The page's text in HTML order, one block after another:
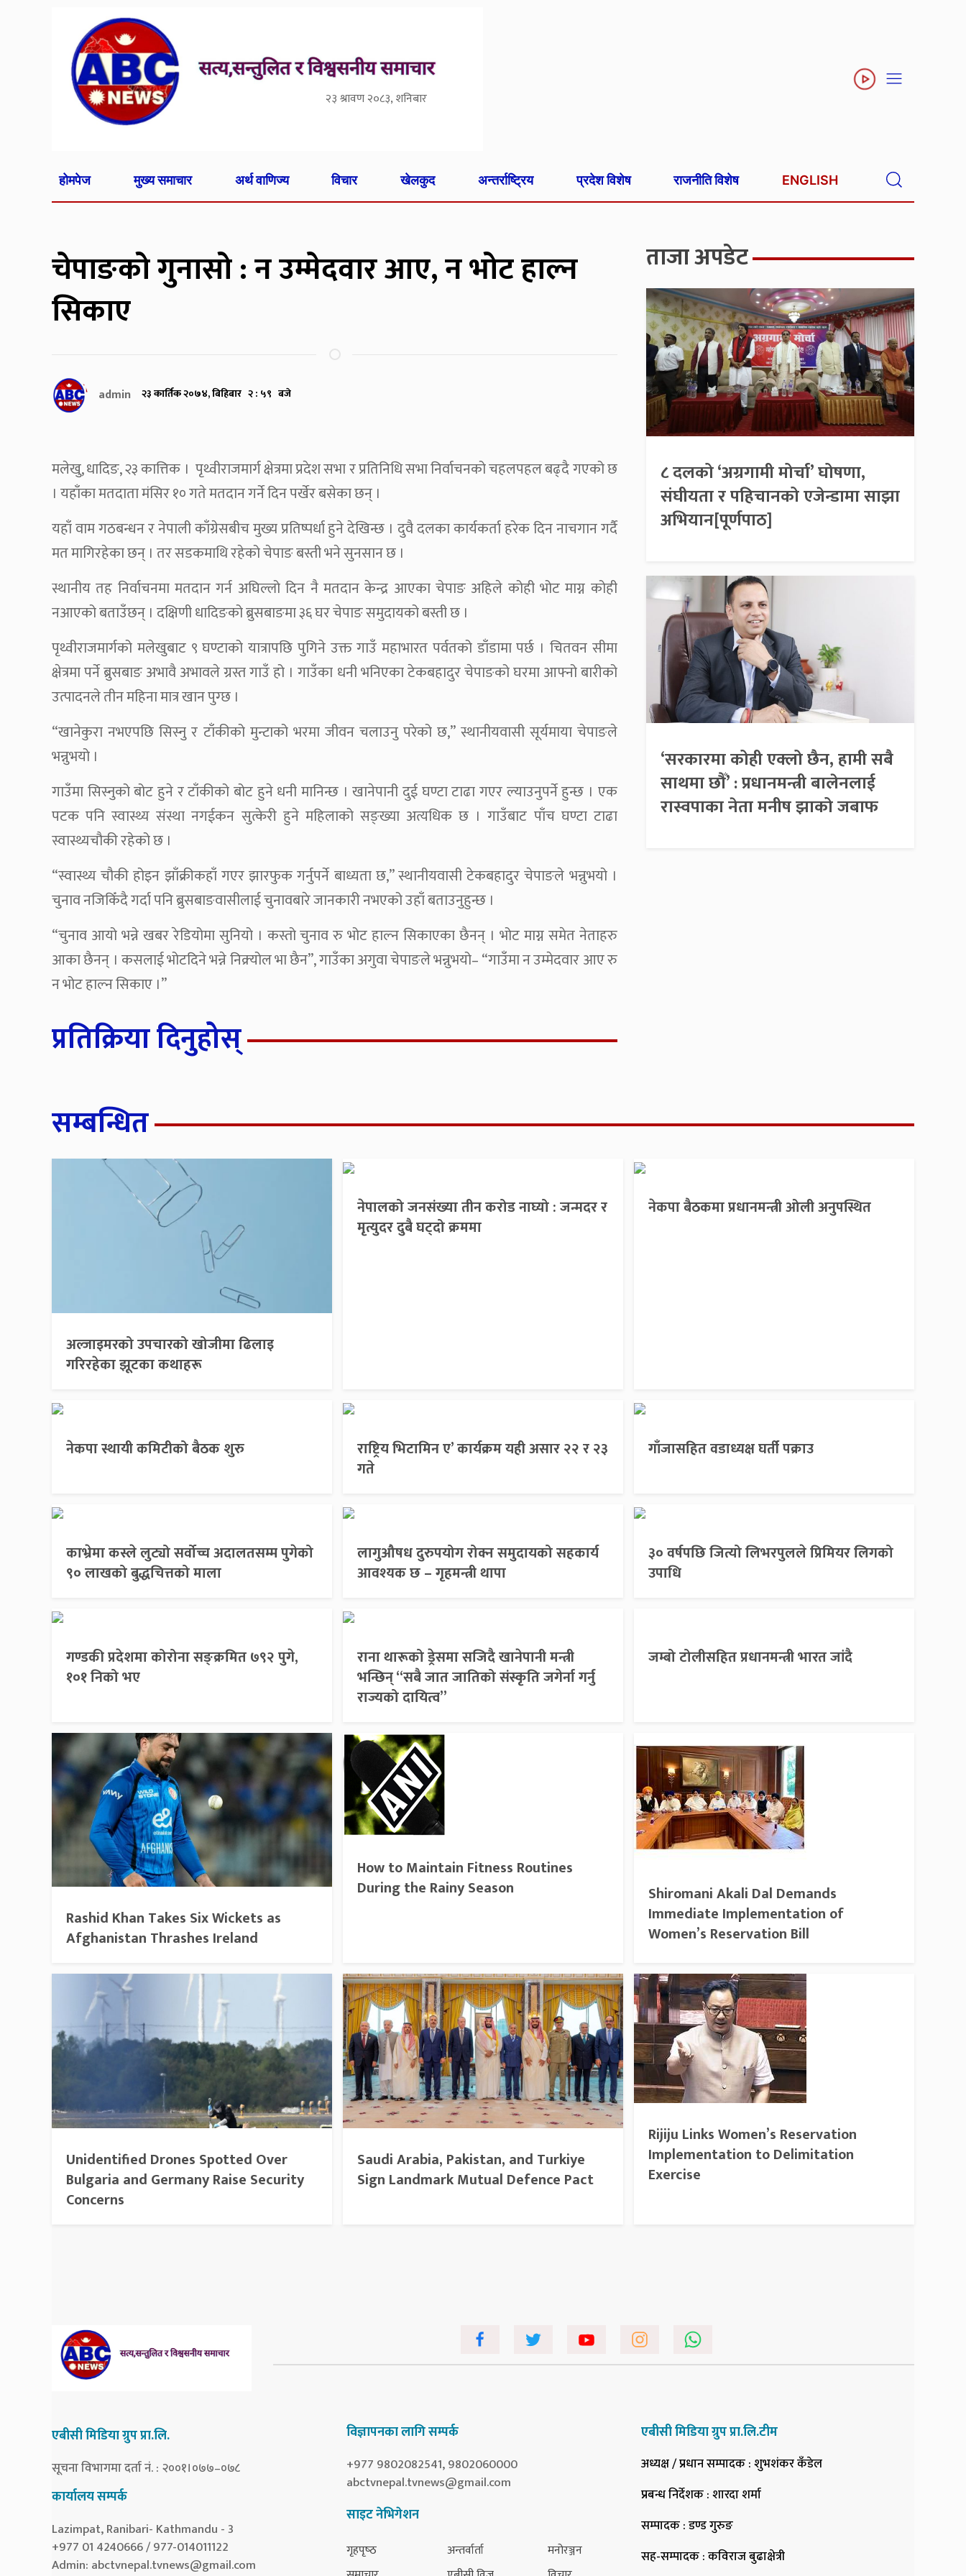
२३ श्रावण २०८३, शनिबार
होमपेज मुख्य समाचार अर्थ वाणिज्य विचार खेलकुद अन्तर्राष्ट्रिय प्रदेश विशेष राजनीति विशेष ENGLISH
चेपाङको गुनासो : न उम्मेदवार आए, न भोट हाल्न
सिकाए
admin २३ कार्तिक २०७४, बिहिबार २ : ५९ बजे
मलेखु, धादिङ, २३ कात्तिक । पृथ्वीराजमार्ग क्षेत्रमा प्रदेश सभा र प्रतिनिधि सभा निर्वाचनको चहलपहल बढ्दै गएको छ
। यहाँका मतदाता मंसिर १० गते मतदान गर्ने दिन पर्खेर बसेका छन् ।
यहाँ वाम गठबन्धन र नेपाली काँग्रेसबीच मुख्य प्रतिष्पर्धा हुने देखिन्छ । दुवै दलका कार्यकर्ता हरेक दिन नाचगान गर्दै
मत मागिरहेका छन् । तर सडकमाथि रहेको चेपाङ बस्ती भने सुनसान छ ।
स्थानीय तह निर्वाचनमा मतदान गर्न अघिल्लो दिन नै मतदान केन्द्र आएका चेपाङ अहिले कोही भोट माग्न कोही
नआएको बताउँछन् । दक्षिणी धादिङको ब्रुसबाङमा ३६ घर चेपाङ समुदायको बस्ती छ ।
पृथ्वीराजमार्गको मलेखुबाट ९ घण्टाको यात्रापछि पुगिने उक्त गाउँ महाभारत पर्वतको डाँडामा पर्छ । चितवन सीमा
क्षेत्रमा पर्ने ब्रुसबाङ अभावै अभावले ग्रस्त गाउँ हो । गाउँका धनी भनिएका टेकबहादुर चेपाङको घरमा आफ्नो बारीको
उत्पादनले तीन महिना मात्र खान पुग्छ ।
“खानेकुरा नभएपछि सिस्नु र टाँकीको मुन्टाको भरमा जीवन चलाउनु परेको छ,” स्थानीयवासी सूर्यमाया चेपाङले
भन्नुभयो ।
गाउँमा सिस्नुको बोट हुने र टाँकीको बोट हुने धनी मानिन्छ । खानेपानी दुई घण्टा टाढा गएर ल्याउनुपर्ने हुन्छ । एक
पटक पनि स्वास्थ्य संस्था नगईकन सुत्केरी हुने महिलाको सङ्ख्या अत्यधिक छ । गाउँबाट पाँच घण्टा टाढा
स्वास्थ्यचौकी रहेको छ ।
“स्वास्थ्य चौकी होइन झाँक्रीकहाँ गएर झारफुक गर्नुपर्ने बाध्यता छ,” स्थानीयवासी टेकबहादुर चेपाङले भन्नुभयो ।
चुनाव नजिकिँदै गर्दा पनि ब्रुसबाङवासीलाई चुनावबारे जानकारी नभएको उहाँ बताउनुहुन्छ ।
“चुनाव आयो भन्ने खबर रेडियोमा सुनियो । कस्तो चुनाव रु भोट हाल्न सिकाएका छैनन् । भोट माग्न समेत नेताहरु
आका छैनन् । कसलाई भोटदिने भन्ने निक्र्योल भा छैन”, गाउँका अगुवा चेपाङले भन्नुभयो– “गाउँमा न उम्मेदवार आए रु
न भोट हाल्न सिकाए ।”
प्रतिक्रिया दिनुहोस्
ताजा अपडेट
८ दलको ‘अग्रगामी मोर्चा’ घोषणा,
संघीयता र पहिचानको एजेन्डामा साझा
अभियान[पूर्णपाठ]
‘सरकारमा कोही एक्लो छैन, हामी सबै
साथमा छौँ’ : प्रधानमन्त्री बालेनलाई
रास्वपाका नेता मनीष झाको जबाफ
सम्बन्धित
अल्जाइमरको उपचारको खोजीमा ढिलाइ
गरिरहेका झूटका कथाहरू
नेपालको जनसंख्या तीन करोड नाघ्यो : जन्मदर र
मृत्युदर दुबै घट्दो क्रममा
नेकपा बैठकमा प्रधानमन्त्री ओली अनुपस्थित
नेकपा स्थायी कमिटीको बैठक शुरु
राष्ट्रिय भिटामिन ए’ कार्यक्रम यही असार २२ र २३
गते
गाँजासहित वडाध्यक्ष घर्ती पक्राउ
काभ्रेमा कस्ले लुट्यो सर्वोच्च अदालतसम्म पुगेको
९० लाखको बुद्धचित्तको माला
लागुऔषध दुरुपयोग रोक्न समुदायको सहकार्य
आवश्यक छ – गृहमन्त्री थापा
३० वर्षपछि जित्यो लिभरपुलले प्रिमियर लिगको
उपाधि
गण्डकी प्रदेशमा कोरोना सङ्क्रमित ७९२ पुगे,
१०१ निको भए
राना थारूको ड्रेसमा सजिदै खानेपानी मन्त्री
भन्छिन् “सबै जात जातिको संस्कृति जगेर्ना गर्नु
राज्यको दायित्व”
जम्बो टोलीसहित प्रधानमन्त्री भारत जांदै
Rashid Khan Takes Six Wickets as
Afghanistan Thrashes Ireland
How to Maintain Fitness Routines
During the Rainy Season
Shiromani Akali Dal Demands
Immediate Implementation of
Women’s Reservation Bill
Unidentified Drones Spotted Over
Bulgaria and Germany Raise Security
Concerns
Saudi Arabia, Pakistan, and Turkiye
Sign Landmark Mutual Defence Pact
Rijiju Links Women’s Reservation
Implementation to Delimitation
Exercise
एबीसी मिडिया ग्रुप प्रा.लि.
सूचना विभागमा दर्ता नं. : २००१।०७७–०७८
कार्यालय सम्पर्क
Lazimpat, Ranibari- Kathmandu - 3
+977 01 4240666 / 977-014011122
Admin: abctvnepal.tvnews@gmail.com
विज्ञापनका लागि सम्पर्क
+977 9802082541, 9802060000
abctvnepal.tvnews@gmail.com
साइट नेभिगेशन
गृहपृष्‍ठ
अन्तर्वार्ता
मनोरञ्जन
एबीसी मिडिया ग्रुप प्रा.लि.टीम
अध्यक्ष / प्रधान सम्पादक: शुभशंकर कँडेल
प्रबन्ध निर्देशक: शारदा शर्मा
सम्पादक: डण्ड गुरुङ
सह-सम्पादक: कविराज बुढाक्षेत्री